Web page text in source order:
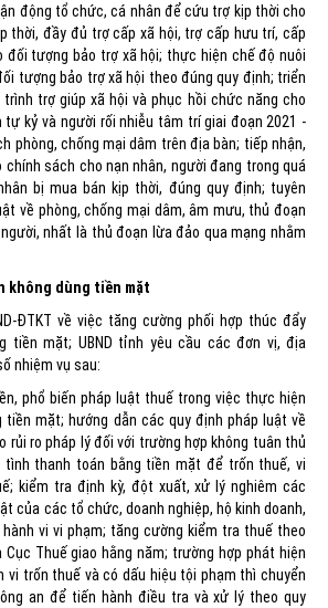
động tổ chức, cá nhân để cứu trợ kịp thời cho
thời, đầy đủ trợ cấp xã hội, trợ cấp hưu trí, cấp
đối tượng bảo trợ xã hội; thực hiện chế độ nuôi
tượng bảo trợ xã hội theo đúng quy định; triển
trợ giúp xã hội và phục hồi chức năng cho
kỷ và người rối nhiễu tâm trí giai đoạn 2021 -
phòng, chống mại dâm trên địa bàn; tiếp nhận,
chính sách cho nạn nhân, người đang trong quá
bị mua bán kịp thời, đúng quy định; tuyên
về phòng, chống mại dâm, âm mưu, thủ đoạn
nhất là thủ đoạn lừa đảo qua mạng nhằm
không dùng tiền mặt
ĐTKT về việc tăng cường phối hợp thúc đẩy
tiền mặt; UBND tỉnh yêu cầu các đơn vị, địa
nhiệm vụ sau:
phổ biến pháp luật thuế trong việc thực hiện
tiền mặt; hướng dẫn các quy định pháp luật về
rủi ro pháp lý đối với trường hợp không tuân thủ
tình thanh toán bằng tiền mặt để trốn thuế, vi
kiểm tra định kỳ, đột xuất, xử lý nghiêm các
của các tổ chức, doanh nghiệp, hộ kinh doanh,
vi vi phạm; tăng cường kiểm tra thuế theo
Thuế giao hằng năm; trường hợp phát hiện
vi trốn thuế và có dấu hiệu tội phạm thì chuyển
an để tiến hành điều tra và xử lý theo quy